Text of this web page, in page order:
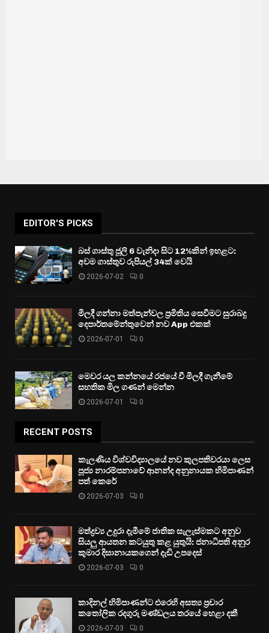
EDITOR'S PICKS
බස් ගාස්තු ජූලි 6 වැනිදා සිට 12%කින් ඉහළට:
අවම ගාස්තුව රුපියල් 34ක් වෙයි
2026-07-02 0
මිලදී ගන්නා මත්පැන්වල ප්‍රමිතිය සෙවීමට සුරාබදු
දෙපාර්තමේන්තුවෙන් නව App එකක්
2026-07-01 0
මෙවර යල කන්නයේ රජයේ වී මිලදී ගැනීමේ
සහතික මිල ගණන් මෙන්න
2026-07-01 0
RECENT POSTS
කැලණිය විශ්වවිද්‍යාලයේ නව කුලපතිවරයා ලෙස
පූජ්‍ය නාරම්පනාවේ ආනන්ද අනුනායක හිමිපාණන්
පත් කෙරේ
2026-07-03 0
මත්ද්‍රව්‍ය උදුරා දැමීමේ ජාතික සැලැස්මකට අනුව
සියලු ආයතන කටයුතු කළ යුතුයි: ජනාධිපති අනුර
කුමාර දිසානායකගෙන් දැඩි උපදෙස්
2026-07-03 0
කාදිනල් හිමිපාණන්ට එරෙහි අසත්‍ය ප්‍රචාර
කතෝලික රදගුරු මණ්ඩලය තරයේ හෙළා දකී
2026-07-03 0